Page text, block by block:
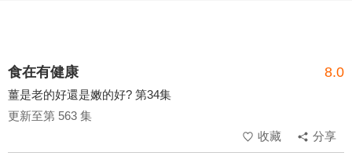
食在有健康 8.0
薑是老的好還是嫩的好? 第34集
更新至第 563 集
收藏
分享